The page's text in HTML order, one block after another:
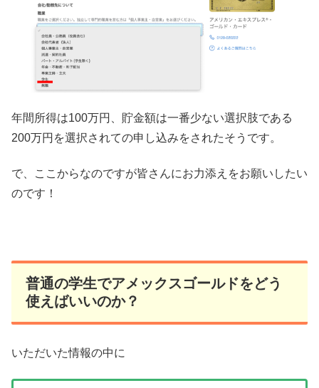
年間所得は100万円、貯金額は一番少ない選択肢である
200万円を選択されての申し込みをされたそうです。
で、ここからなのですが皆さんにお力添えをお願いしたい
のです！
普通の学生でアメックスゴールドをどう
使えばいいのか？
いただいた情報の中に